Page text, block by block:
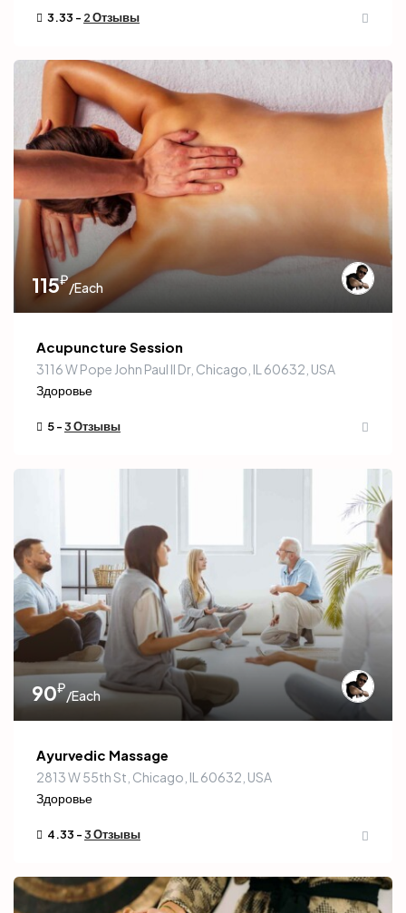
3.33 - 2 Отзывы
115₽/Each
Acupuncture Session
3116 W Pope John Paul II Dr, Chicago, IL 60632, USA
Здоровье
5 -3 Отзывы
90₽/Each
Ayurvedic Massage
2813 W 55th St, Chicago, IL 60632, USA
Здоровье
4.33 -3 Отзывы